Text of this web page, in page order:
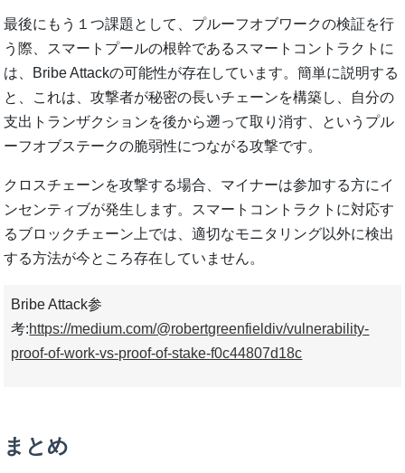
最後にもう１つ課題として、プルーフオブワークの検証を行
う際、スマートプールの根幹であるスマートコントラクトに
は、Bribe Attackの可能性が存在しています。簡単に説明する
と、これは、攻撃者が秘密の長いチェーンを構築し、自分の
支出トランザクションを後から遡って取り消す、というプル
ーフオブステークの脆弱性につながる攻撃です。
クロスチェーンを攻撃する場合、マイナーは参加する方にイ
ンセンティブが発生します。スマートコントラクトに対応す
るブロックチェーン上では、適切なモニタリング以外に検出
する方法が今ところ存在していません。
Bribe Attack参
考:https://medium.com/@robertgreenfieldiv/vulnerability-
proof-of-work-vs-proof-of-stake-f0c44807d18c
まとめ